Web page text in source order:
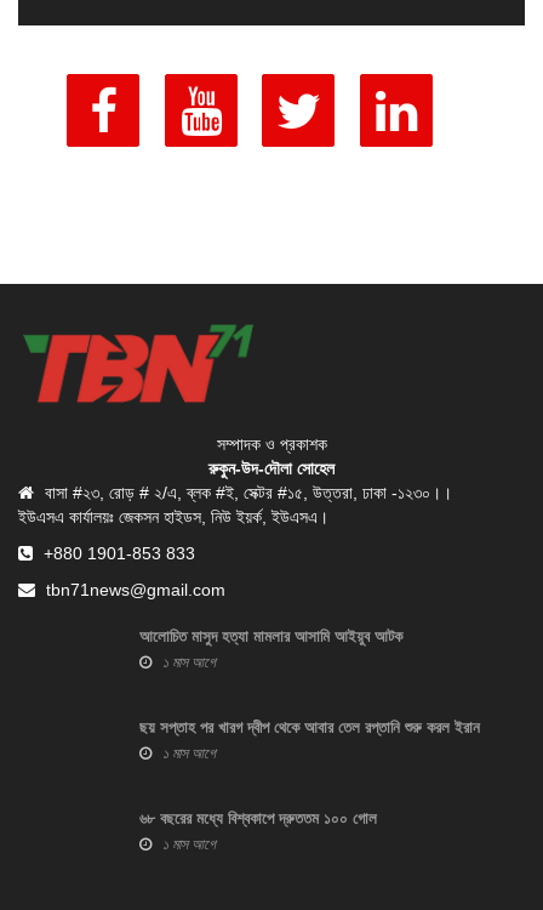
সম্পাদক ও প্রকাশক
রুকুন-উদ-দৌলা সোহেল
বাসা #২৩, রোড় # ২/এ, ব্লক #ই, সেক্টর #১৫, উত্তরা, ঢাকা -১২৩০।।
ইউএসএ কার্যালয়ঃ জেকসন হাইডস, নিউ ইয়র্ক, ইউএসএ।
+880 1901-853 833
tbn71news@gmail.com
আলোচিত মাসুদ হত্যা মামলার আসামি আইয়ুব আটক
১ মাস আগে
ছয় সপ্তাহ পর খারগ দ্বীপ থেকে আবার তেল রপ্তানি শুরু করল ইরান
১ মাস আগে
৬৮ বছরের মধ্যে বিশ্বকাপে দ্রুততম ১০০ গোল
১ মাস আগে